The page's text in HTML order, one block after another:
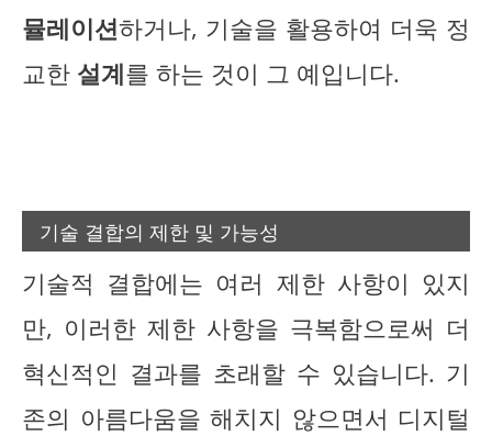
뮬레이션하거나, 기술을 활용하여 더욱 정
교한 설계를 하는 것이 그 예입니다.
기술 결합의 제한 및 가능성
기술적 결합에는 여러 제한 사항이 있지
만, 이러한 제한 사항을 극복함으로써 더
혁신적인 결과를 초래할 수 있습니다. 기
존의 아름다움을 해치지 않으면서 디지털